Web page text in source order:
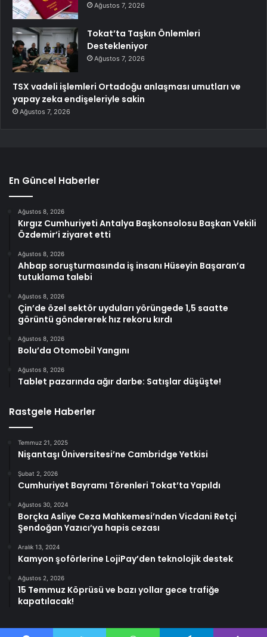
Ağustos 7, 2026
Tokat’ta Taşkın Önlemleri
Destekleniyor
Ağustos 7, 2026
TSX vadeli işlemleri Ortadoğu anlaşması umutları ve
yapay zeka endişeleriyle sakin
Ağustos 7, 2026
En Güncel Haberler
Ağustos 8, 2026
Kırgız Cumhuriyeti Antalya Başkonsolosu Başkan Vekili
Özdemir’i ziyaret etti
Ağustos 8, 2026
Ahbap soruşturmasında iş insanı Hüseyin Başaran’a
tutuklama talebi
Ağustos 8, 2026
Çin’de özel sektör uyduları yörüngede 1,5 saatte
görüntü göndererek hız rekoru kırdı
Ağustos 8, 2026
Bolu’da Otomobil Yangını
Ağustos 8, 2026
Tablet pazarında ağır darbe: Satışlar düşüşte!
Rastgele Haberler
Temmuz 21, 2025
Nişantaşı Üniversitesi’ne Cambridge Yetkisi
Şubat 2, 2026
Cumhuriyet Bayramı Törenleri Tokat’ta Yapıldı
Ağustos 30, 2024
Borçka Asliye Ceza Mahkemesi’nden Vicdani Retçi
Şendoğan Yazıcı’ya hapis cezası
Aralık 13, 2024
Kamyon şoförlerine LojiPay’den teknolojik destek
Ağustos 2, 2026
15 Temmuz Köprüsü ve bazı yollar gece trafiğe
kapatılacak!